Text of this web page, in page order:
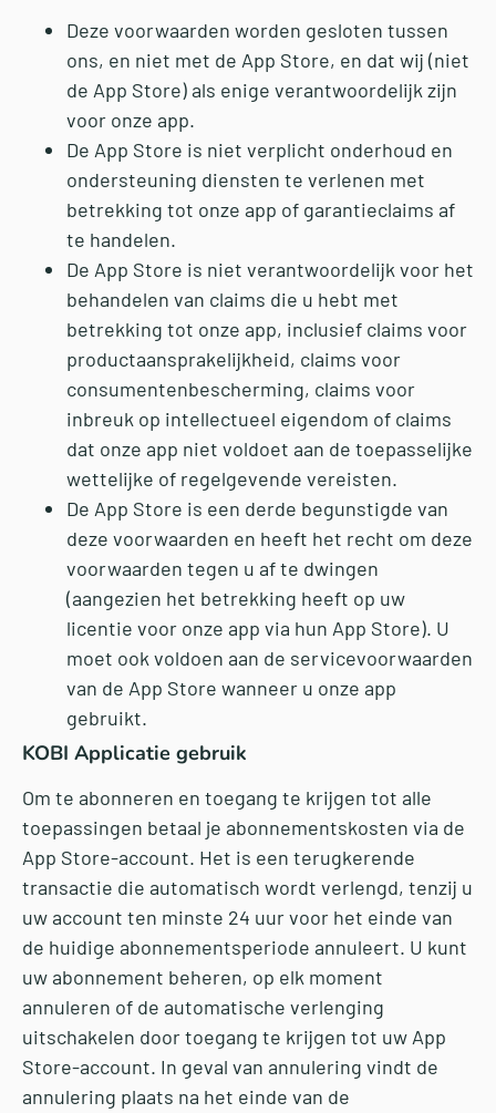
Deze voorwaarden worden gesloten tussen
ons, en niet met de App Store, en dat wij (niet
de App Store) als enige verantwoordelijk zijn
voor onze app.
De App Store is niet verplicht onderhoud en
ondersteuning diensten te verlenen met
betrekking tot onze app of garantieclaims af
te handelen.
De App Store is niet verantwoordelijk voor het
behandelen van claims die u hebt met
betrekking tot onze app, inclusief claims voor
productaansprakelijkheid, claims voor
consumentenbescherming, claims voor
inbreuk op intellectueel eigendom of claims
dat onze app niet voldoet aan de toepasselijke
wettelijke of regelgevende vereisten.
De App Store is een derde begunstigde van
deze voorwaarden en heeft het recht om deze
voorwaarden tegen u af te dwingen
(aangezien het betrekking heeft op uw
licentie voor onze app via hun App Store). U
moet ook voldoen aan de servicevoorwaarden
van de App Store wanneer u onze app
gebruikt.
KOBI Applicatie gebruik
Om te abonneren en toegang te krijgen tot alle
toepassingen betaal je abonnementskosten via de
App Store-account. Het is een terugkerende
transactie die automatisch wordt verlengd, tenzij u
uw account ten minste 24 uur voor het einde van
de huidige abonnementsperiode annuleert. U kunt
uw abonnement beheren, op elk moment
annuleren of de automatische verlenging
uitschakelen door toegang te krijgen tot uw App
Store-account. In geval van annulering vindt de
annulering plaats na het einde van de